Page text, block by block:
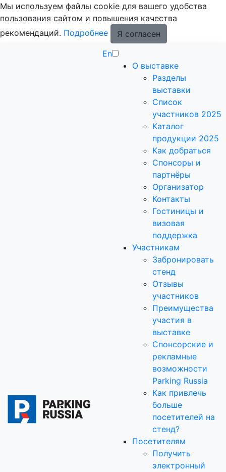
Мы используем файлы cookie для вашего удобства
пользования сайтом и повышения качества
рекомендаций. Подробнее
Я согласен
En
О выставке
Разделы
выставки
Список
участников 2025
Каталог
продукции 2025
Как добраться
Спонсоры и
партнёры
Организатор
Контакты
Гостиницы и
визовая
поддержка
Участникам
Забронировать
стенд
Отзывы
участников
Преимущества
участия в
выставке
Спонсорские и
рекламные
возможности
Parking Russia
Как привлечь
больше
посетителей на
стенд?
Посетителям
Получить
электронный